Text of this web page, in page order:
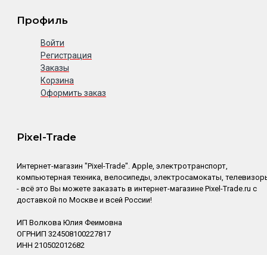
Профиль
Войти
Регистрация
Заказы
Корзина
Оформить заказ
Pixel-Trade
Интернет-магазин "Pixel-Trade". Apple, электротранспорт,
компьютерная техника, велосипеды, электросамокаты,
- всё это Вы можете заказать в интернет-магазине Pixel-Trade.ru с
доставкой по Москве и всей России!
ИП Волкова Юлия Феимовна
ОГРНИП 324508100227817
ИНН 210502012682